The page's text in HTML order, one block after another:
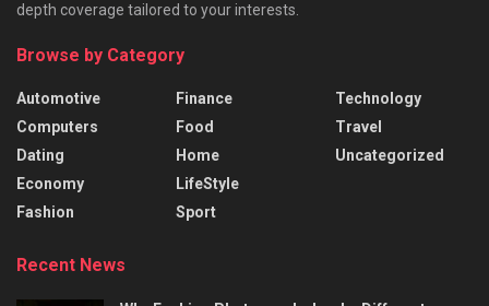
depth coverage tailored to your interests.
Browse by Category
Automotive
Computers
Dating
Economy
Fashion
Finance
Food
Home
LifeStyle
Sport
Technology
Travel
Uncategorized
Recent News